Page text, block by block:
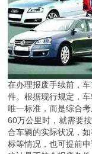
在办理报废手续前，
件。根据现行规定，
唯一标准，而是综合
60万公里时，就需要
合车辆的实际状况，
标等情况，也可提前